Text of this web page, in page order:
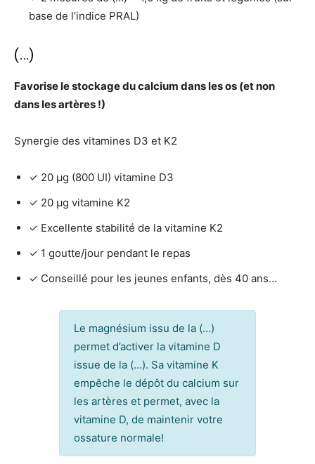
base de l’indice PRAL)
(…)
Favorise le stockage du calcium dans les os (et non
dans les artères !)
Synergie des vitamines D3 et K2
✓ 20 μg (800 UI) vitamine D3
✓ 20 μg vitamine K2
✓ Excellente stabilité de la vitamine K2
✓ 1 goutte/jour pendant le repas
✓ Conseillé pour les jeunes enfants, dès 40 ans…
Le magnésium issu de la (…)
permet d’activer la vitamine D
issue de la (…). Sa vitamine K
empêche le dépôt du calcium sur
les artères et permet, avec la
vitamine D, de maintenir votre
ossature normale!